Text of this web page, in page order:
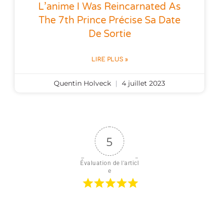
L’anime I Was Reincarnated As
The 7th Prince Précise Sa Date
De Sortie
LIRE PLUS »
Quentin Holveck 4 juillet 2023
5
Évaluation de l'articl
e